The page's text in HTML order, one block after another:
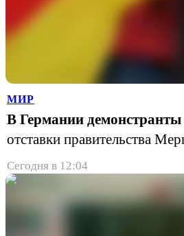
МИР
В Германии демонстранты
отставки правительства
Сегодня в 12:04